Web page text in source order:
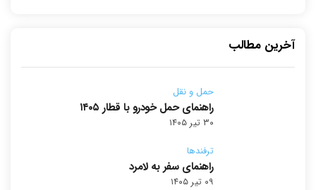
آخرین مطالب
حمل و نقل
راهنمای حمل خودرو با قطار ۱۴۰۵
۳۰ تیر ۱۴۰۵
ترفندها
راهنمای سفر به لامرد
۰۹ تیر ۱۴۰۵